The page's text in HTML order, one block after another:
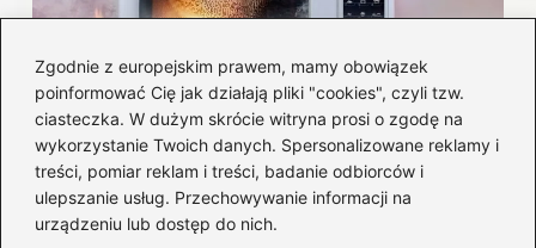
Zgodnie z europejskim prawem, mamy obowiązek
poinformować Cię jak działają pliki "cookies", czyli tzw.
ciasteczka. W dużym skrócie witryna prosi o zgodę na
wykorzystanie Twoich danych. Spersonalizowane reklamy i
treści, pomiar reklam i treści, badanie odbiorców i
ulepszanie usług. Przechowywanie informacji na
urządzeniu lub dostęp do nich.
Czy można włożyć styropian do
mikrofalówki? Przewodnik po
bezpiecznym użytkowaniu sprzętu
kuchennego